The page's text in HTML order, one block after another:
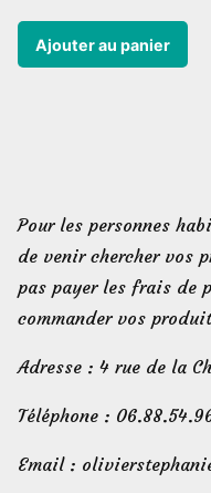
Ajouter au panier
Pour les personnes
de venir chercher vos
pas payer les frais de
commander vos
Adresse : 4 rue de la
Téléphone :
Email :